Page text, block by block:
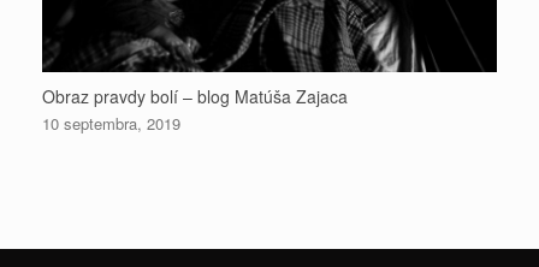
Obraz pravdy bolí – blog Matúša Zajaca
10 septembra, 2019